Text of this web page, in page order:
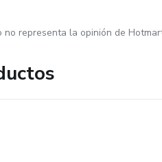
representa la opinión de